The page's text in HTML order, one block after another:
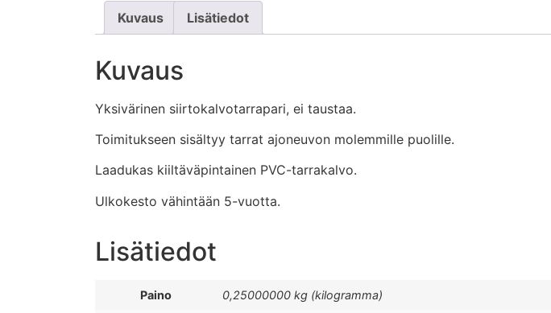
Kuvaus Lisätiedot
Kuvaus
Yksivärinen siirtokalvotarrapari, ei taustaa.
Toimitukseen sisältyy tarrat ajoneuvon molemmille puolille.
Laadukas kiiltäväpintainen PVC-tarrakalvo.
Ulkokesto vähintään 5-vuotta.
Lisätiedot
Paino 0,25000000 kg (kilogramma)